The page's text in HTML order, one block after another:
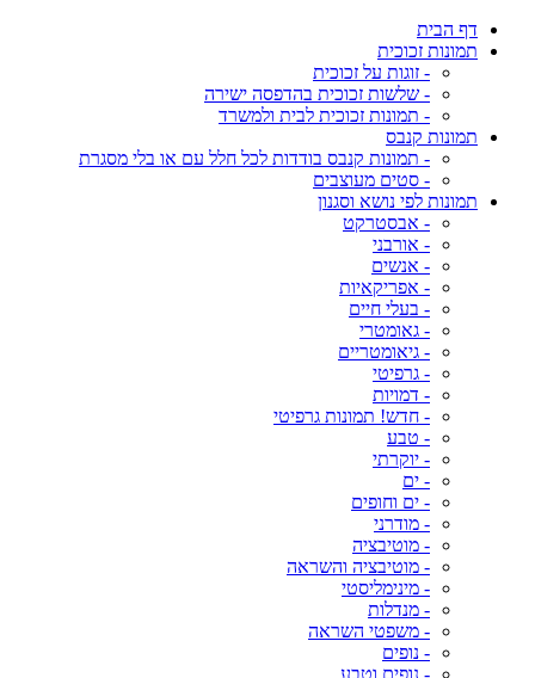
דף הבית
תמונות זכוכית
- זוגות על זכוכית
- שלשות זכוכית בהדפסה ישירה
- תמונות זכוכית לבית ולמשרד
תמונות קנבס
- תמונות קנבס בודדות לכל חלל עם או בלי מסגרת
- סטים מעוצבים
תמונות לפי נושא וסגנון
- אבסטרקט
- אורבני
- אנשים
- אפריקאיות
- בעלי חיים
- גאומטרי
- גיאומטריים
- גרפיטי
- דמויות
- חדש! תמונות גרפיטי
- טבע
- יוקרתי
- ים
- ים וחופים
- מודרני
- מוטיבציה
- מוטיבציה והשראה
- מינימליסטי
- מנדלות
- משפטי השראה
- נופים
- נופים וטבע